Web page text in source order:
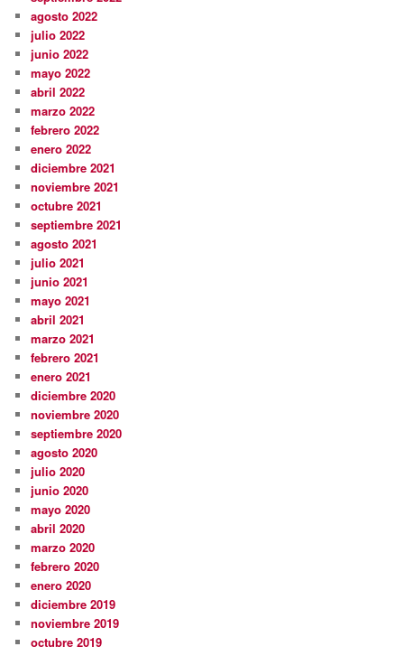
agosto 2022
julio 2022
junio 2022
mayo 2022
abril 2022
marzo 2022
febrero 2022
enero 2022
diciembre 2021
noviembre 2021
octubre 2021
septiembre 2021
agosto 2021
julio 2021
junio 2021
mayo 2021
abril 2021
marzo 2021
febrero 2021
enero 2021
diciembre 2020
noviembre 2020
septiembre 2020
agosto 2020
julio 2020
junio 2020
mayo 2020
abril 2020
marzo 2020
febrero 2020
enero 2020
diciembre 2019
noviembre 2019
octubre 2019